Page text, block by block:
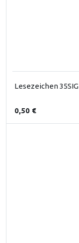
Lesezeichen 35SIG
0,50 €